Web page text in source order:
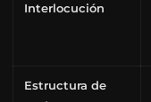
Interlocución
Estructura de